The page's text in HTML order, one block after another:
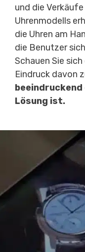
und die
Uhrenmodells
die Uhren am
die Benutzer
Schauen Sie
Eindruck davon
Lösung ist.